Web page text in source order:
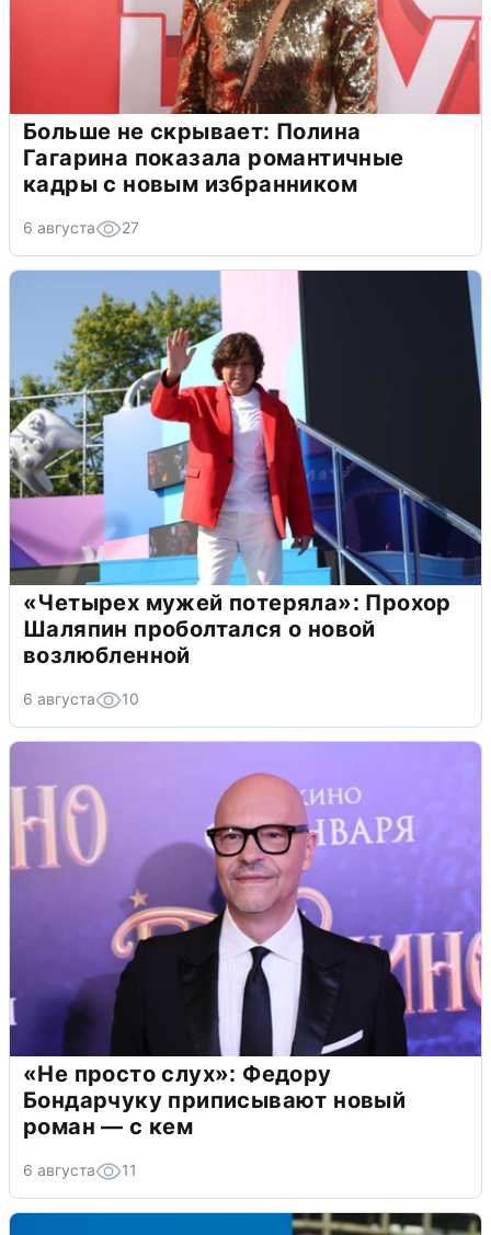
Больше не скрывает: Полина
Гагарина показала романтичные
кадры с новым избранником
6 августа 27
«Четырех мужей потеряла»: Прохор
Шаляпин проболтался о новой
возлюбленной
6 августа 10
«Не просто слух»: Федору
Бондарчуку приписывают новый
роман — с кем
6 августа 11